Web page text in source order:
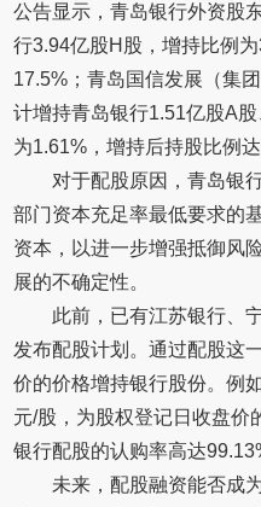
公告显示，青岛银行外资股
行3.94亿股H股，增持比例
17.5%；青岛国信发展（集
计增持青岛银行1.51亿股A
为1.61%，增持后持股比例达
对于配股原因，青岛银
部门资本充足率最低要求的
资本，以进一步增强抵御风
展的不确定性。
此前，已有江苏银行、
发布配股计划。通过配股这
价的价格增持银行股份。例
元/股，为股权登记日收盘价
银行配股的认购率高达
未来，配股融资能否成